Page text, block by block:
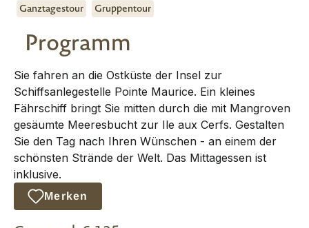
Ganztagestour Gruppentour
Programm
Sie fahren an die Ostküste der Insel zur
Schiffsanlegestelle Pointe Maurice. Ein kleines
Fährschiff bringt Sie mitten durch die mit Mangroven
gesäumte Meeresbucht zur Ile aux Cerfs. Gestalten
Sie den Tag nach Ihren Wünschen - an einem der
schönsten Strände der Welt. Das Mittagessen ist
inklusive.
Merken